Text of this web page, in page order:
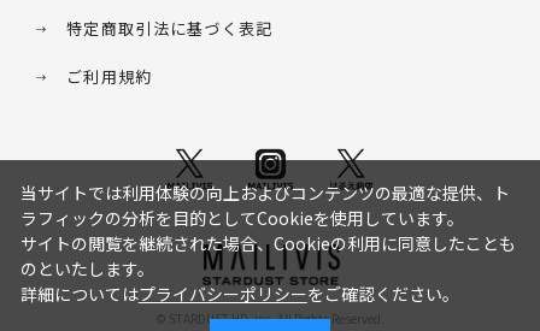
特定商取引法に基づく表記
ご利用規約
© STARDUST HD. inc. All Rights Reserved.
当サイトでは利用体験の向上およびコンテンツの最適な提供、ト
ラフィックの分析を目的としてCookieを使用しています。
サイトの閲覧を継続された場合、Cookieの利用に同意したことも
のといたします。
詳細についてはプライバシーポリシーをご確認ください。